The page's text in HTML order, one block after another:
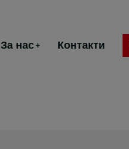
За нас Контакти